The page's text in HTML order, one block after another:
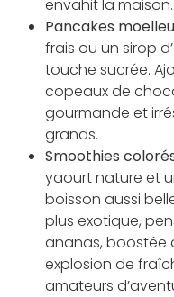
envahit la maison.
Pancakes
frais ou un sirop
touche sucrée.
copeaux de
gourmande et
grands.
Smoothies
yaourt nature et
boisson aussi
plus exotique,
ananas, boostée
explosion de
amateurs